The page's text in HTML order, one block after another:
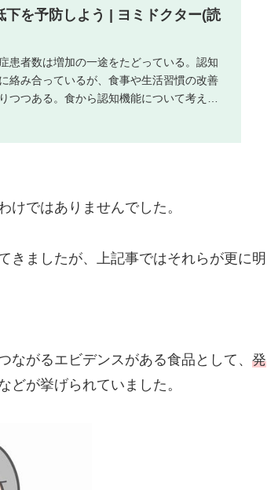
下を予防しよう | ヨミドクター(読
患者数は増加の一途をたどっている。認知
絡み合っているが、食事や生活習慣の改善
つつある。食から認知機能について考える
ではありませんでした。
きましたが、上記事ではそれらが更に明
がるエビデンスがある食品として、 発
どが挙げられていました。